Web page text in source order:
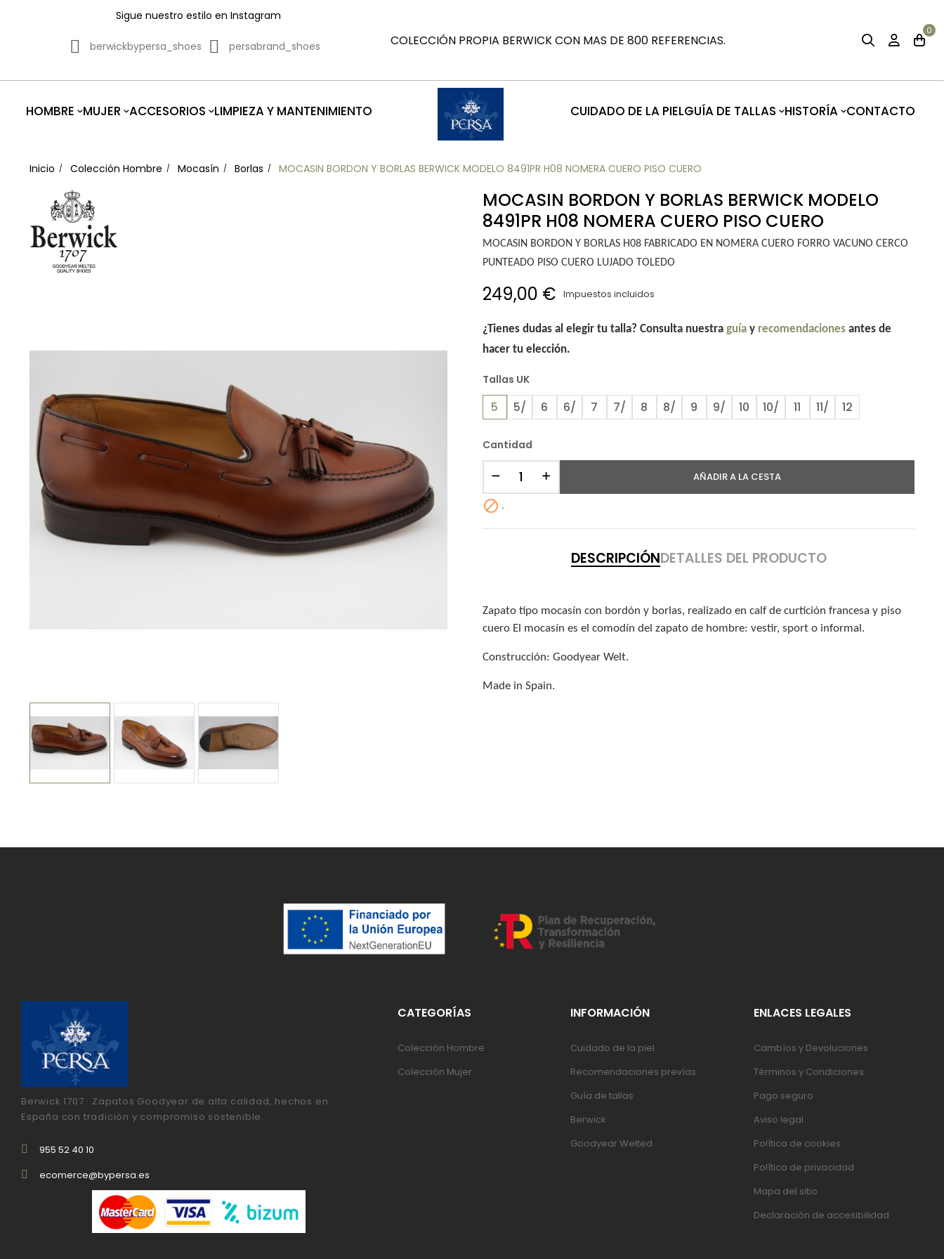
Sigue nuestro estilo en Instagram
berwickbypersa_shoes persabrand_shoes COLECCIÓN PROPIA BERWICK CON MAS DE 800 REFERENCIAS.
0
HOMBRE MUJER ACCESORIOS LIMPIEZA Y MANTENIMIENTO CUIDADO DE LA PIELGUÍA DE TALLAS HISTORÍA CONTACTO
Inicio Colección Hombre Mocasín Borlas MOCASIN BORDON Y BORLAS BERWICK MODELO 8491PR H08 NOMERA CUERO PISO CUERO
MOCASIN BORDON Y BORLAS BERWICK MODELO
8491PR H08 NOMERA CUERO PISO CUERO
MOCASIN BORDON Y BORLAS H08 FABRICADO EN NOMERA CUERO FORRO VACUNO CERCO
PUNTEADO PISO CUERO LUJADO TOLEDO
249,00 € Impuestos incluidos
¿Tienes dudas al elegir tu talla? Consulta nuestra guíay recomendacionesantes de
hacer tu elección.
Tallas UK
5 5/ 6 6/ 7 7/ 8 8/ 9 9/ 10 10/ 11 11/ 12
Cantidad
AÑADIR A LA CESTA
 .
DESCRIPCIÓNDETALLES DEL PRODUCTO
Zapato tipo mocasín con bordón y borlas, realizado en calf de curtición francesa y piso
cuero El mocasín es el comodín del zapato de hombre: vestir, sport o informal.
Construcción: Goodyear Welt.
Made in Spain.
Berwick 1707 · Zapatos Goodyear de alta calidad, hechos en
España con tradición y compromiso sostenible.
955 52 40 10
ecomerce@bypersa.es
CATEGORÍAS
Colección Hombre
Colección Mujer
INFORMACIÓN
Cuidado de la piel
Recomendaciones prevías
Guía de tallas
Berwick
Goodyear Welted
ENLACES LEGALES
Cambíos y Devoluciones
Términos y Condiciones
Pago seguro
Aviso legal
Política de cookies
Política de privacidad
Mapa del sitio
Declaración de accesibilidad